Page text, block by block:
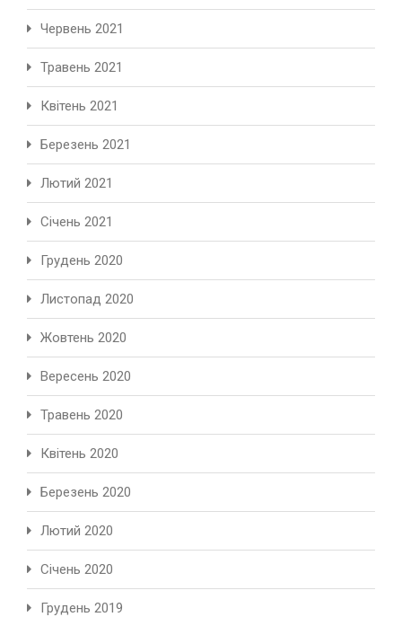
Червень 2021
Травень 2021
Квітень 2021
Березень 2021
Лютий 2021
Січень 2021
Грудень 2020
Листопад 2020
Жовтень 2020
Вересень 2020
Травень 2020
Квітень 2020
Березень 2020
Лютий 2020
Січень 2020
Грудень 2019